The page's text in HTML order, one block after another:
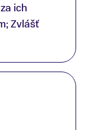
ich
Zvlášť
za
značka
prístupu k